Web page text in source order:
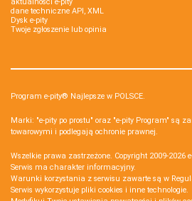
dane techniczne API, XML
Dysk e-pity
Twoje zgłoszenie lub opinia
Program e-pity® Najlepsze w POLSCE.
Marki: "e-pity po prostu" oraz "e-pity Program" są
towarowymi i podlegają ochronie prawnej.
Wszelkie prawa zastrzeżone. Copyright 2009-2026
Serwis ma charakter informacyjny.
Warunki korzystania z serwisu zawarte są w
Serwis wykorzystuje pliki cookies i inne technologie.